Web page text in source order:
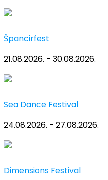
Špancirfest
21.08.2026. - 30.08.2026.
Sea Dance Festival
24.08.2026. - 27.08.2026.
Dimensions Festival